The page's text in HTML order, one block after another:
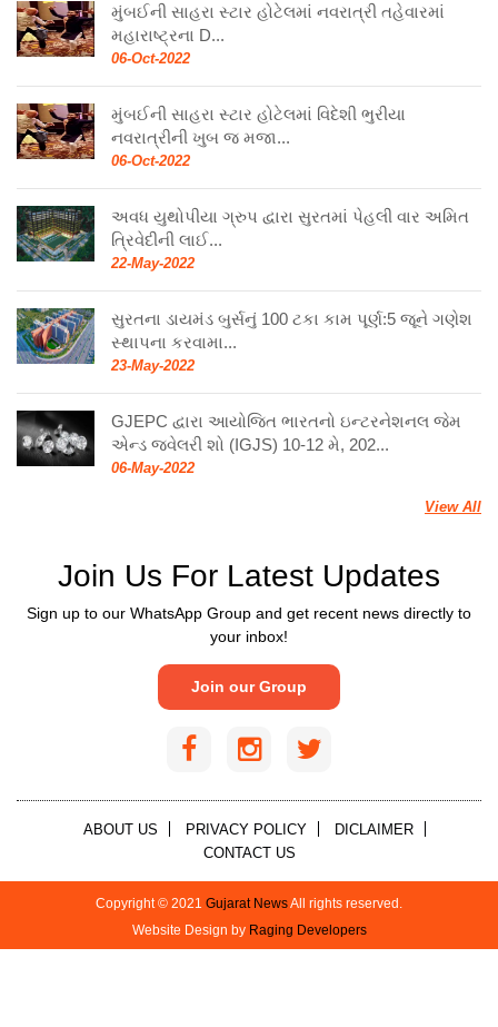
મુંબઈની સાહરા સ્ટાર હોટેલમાં નવરાત્રી તહેવારમાં
મહારાષ્ટ્રના D...
06-Oct-2022
મુંબઈની સાહરા સ્ટાર હોટેલમાં વિદેશી ભુરીયા
નવરાત્રીની ખુબ જ મજા...
06-Oct-2022
અવધ યુથોપીયા ગ્રુપ દ્વારા સુરતમાં પેહલી વાર અમિત
ત્રિવેદીની લાઈ...
22-May-2022
સુરતના ડાયમંડ બુર્સનું 100 ટકા કામ પૂર્ણ:5 જૂને ગણેશ
સ્થાપના કરવામા...
23-May-2022
GJEPC દ્વારા આયોજિત ભારતનો ઇન્ટરનેશનલ જેમ
એન્ડ જ્વેલરી શો (IGJS) 10-12 મે, 202...
06-May-2022
View All
Join Us For Latest Updates
Sign up to our WhatsApp Group and get recent news directly to
your inbox!
Join our Group
ABOUT US PRIVACY POLICY
DICLAIMER
CONTACT US
Copyright © 2021 Gujarat NewsAll rights reserved.
Website Design by Raging Developers